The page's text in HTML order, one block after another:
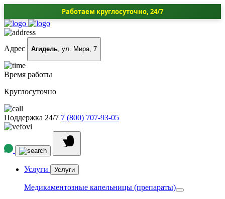
Работаем круглосуточно, 24/7
Адрес Агидель, ул. Мира, 7
Время работы
Круглосуточно
Поддержка 24/7 7 (800) 707-93-05
Услуги Услуги
Медикаментозные капельницы (препараты)